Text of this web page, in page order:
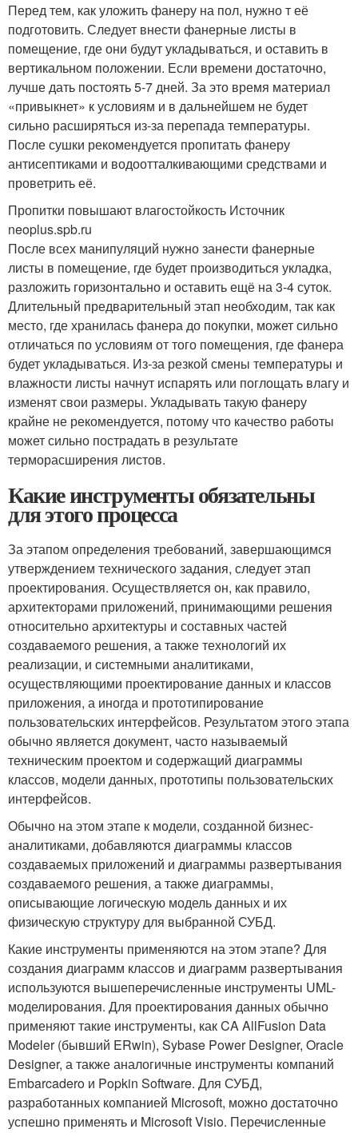
Перед тем, как уложить фанеру на пол, нужно т её
подготовить. Следует внести фанерные листы в
помещение, где они будут укладываться, и оставить в
вертикальном положении. Если времени достаточно,
лучше дать постоять 5-7 дней. За это время материал
«привыкнет» к условиям и в дальнейшем не будет
сильно расширяться из-за перепада температуры.
После сушки рекомендуется пропитать фанеру
антисептиками и водоотталкивающими средствами и
проветрить её.
Пропитки повышают влагостойкость Источник
neoplus.spb.ru
После всех манипуляций нужно занести фанерные
листы в помещение, где будет производиться укладка,
разложить горизонтально и оставить ещё на 3-4 суток.
Длительный предварительный этап необходим, так как
место, где хранилась фанера до покупки, может сильно
отличаться по условиям от того помещения, где фанера
будет укладываться. Из-за резкой смены температуры и
влажности листы начнут испарять или поглощать влагу и
изменят свои размеры. Укладывать такую фанеру
крайне не рекомендуется, потому что качество работы
может сильно пострадать в результате
терморасширения листов.
Какие инструменты обязательны
для этого процесса
За этапом определения требований, завершающимся
утверждением технического задания, следует этап
проектирования. Осуществляется он, как правило,
архитекторами приложений, принимающими решения
относительно архитектуры и составных частей
создаваемого решения, а также технологий их
реализации, и системными аналитиками,
осуществляющими проектирование данных и классов
приложения, а иногда и прототипирование
пользовательских интерфейсов. Результатом этого этапа
обычно является документ, часто называемый
техническим проектом и содержащий диаграммы
классов, модели данных, прототипы пользовательских
интерфейсов.
Обычно на этом этапе к модели, созданной бизнес-
аналитиками, добавляются диаграммы классов
создаваемых приложений и диаграммы развертывания
создаваемого решения, а также диаграммы,
описывающие логическую модель данных и их
физическую структуру для выбранной СУБД.
Какие инструменты применяются на этом этапе? Для
создания диаграмм классов и диаграмм развертывания
используются вышеперечисленные инструменты UML-
моделирования. Для проектирования данных обычно
применяют такие инструменты, как CA AllFusion Data
Modeler (бывший ERwin), Sybase Power Designer, Oracle
Designer, а также аналогичные инструменты компаний
Embarcadero и Popkin Software. Для СУБД,
разработанных компанией Microsoft, можно достаточно
успешно применять и Microsoft Visio. Перечисленные